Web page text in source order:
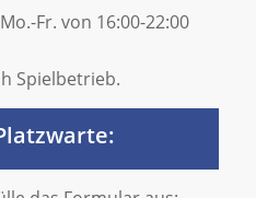
Fr. von 16:00-22:00
Spielbetrieb.